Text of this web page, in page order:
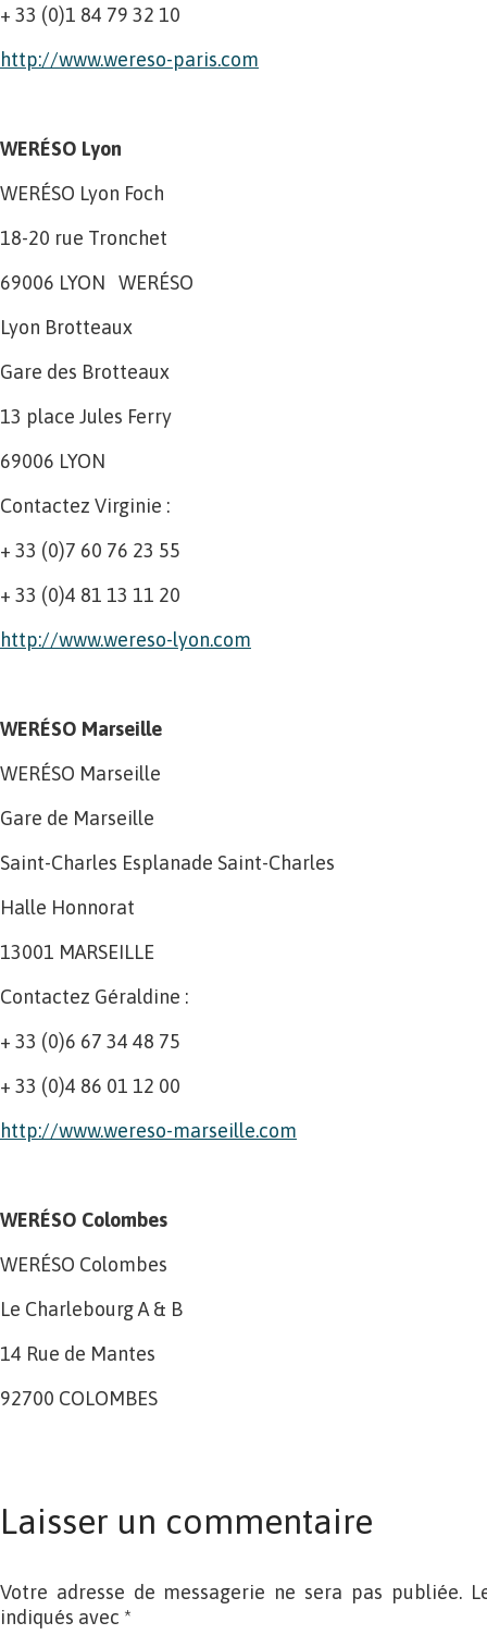
+ 33 (0)1 84 79 32 10
http://www.wereso-paris.com
WERÉSO Lyon
WERÉSO Lyon Foch
18-20 rue Tronchet
69006 LYON WERÉSO
Lyon Brotteaux
Gare des Brotteaux
13 place Jules Ferry
69006 LYON
Contactez Virginie :
+ 33 (0)7 60 76 23 55
+ 33 (0)4 81 13 11 20
http://www.wereso-lyon.com
WERÉSO Marseille
WERÉSO Marseille
Gare de Marseille
Saint-Charles Esplanade Saint-Charles
Halle Honnorat
13001 MARSEILLE
Contactez Géraldine :
+ 33 (0)6 67 34 48 75
+ 33 (0)4 86 01 12 00
http://www.wereso-marseille.com
WERÉSO Colombes
WERÉSO Colombes
Le Charlebourg A & B
14 Rue de Mantes
92700 COLOMBES
Laisser un commentaire
Votre adresse de messagerie ne sera pas publiée.
indiqués avec *